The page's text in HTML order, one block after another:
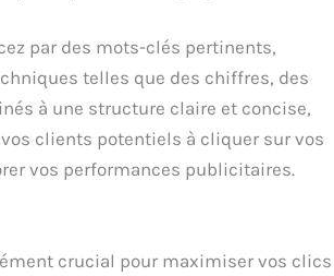
par des mots-clés pertinents,
telles que des chiffres, des
à une structure claire et concise,
clients potentiels à cliquer sur vos
vos performances publicitaires.
crucial pour maximiser vos clics